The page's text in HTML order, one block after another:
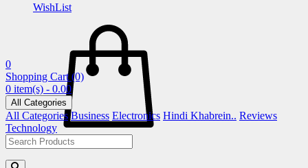
WishList
0
Shopping Cart (0)
0 item(s) - 0.00
All Categories
All Categories Business Electronics Hindi Khabrein.. Reviews
Technology